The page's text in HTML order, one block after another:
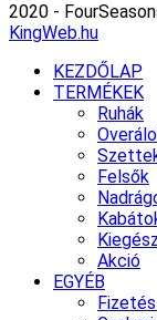
2020 -
KingWeb.hu
KEZDŐLAP
TERMÉKEK
Ruhák
Felsők
Akció
EGYÉB